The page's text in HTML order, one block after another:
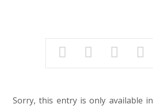
Sorry, this entry is only available in